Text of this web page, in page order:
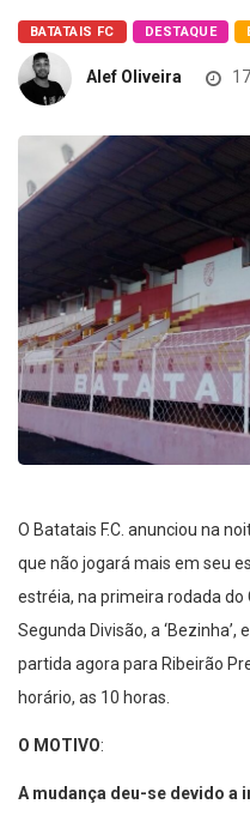
BATATAIS FC DESTAQUE
Alef Oliveira
O Batatais F.C. anunciou na
que não jogará mais em seu
estréia, na primeira rodada
Segunda Divisão, a
partida agora para Ribeirão
horário, as 10 horas.
O MOTIVO:
A mudança deu-se devido a